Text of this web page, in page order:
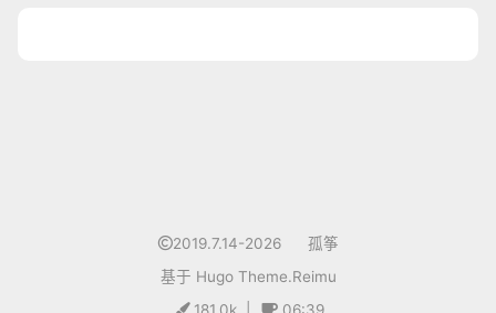
2019.7.14-2026
孤筝
基于 HugoTheme.Reimu